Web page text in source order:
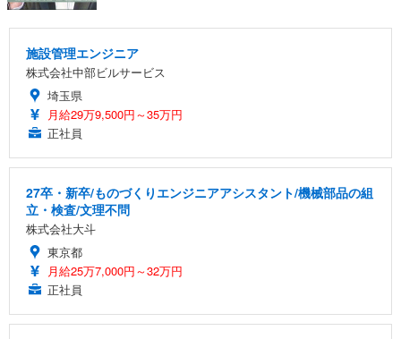
施設管理エンジニア
株式会社中部ビルサービス
埼玉県
月給29万9,500円～35万円
正社員
27卒・新卒/ものづくりエンジニアアシスタント/機械部品の組
立・検査/文理不問
株式会社大斗
東京都
月給25万7,000円～32万円
正社員